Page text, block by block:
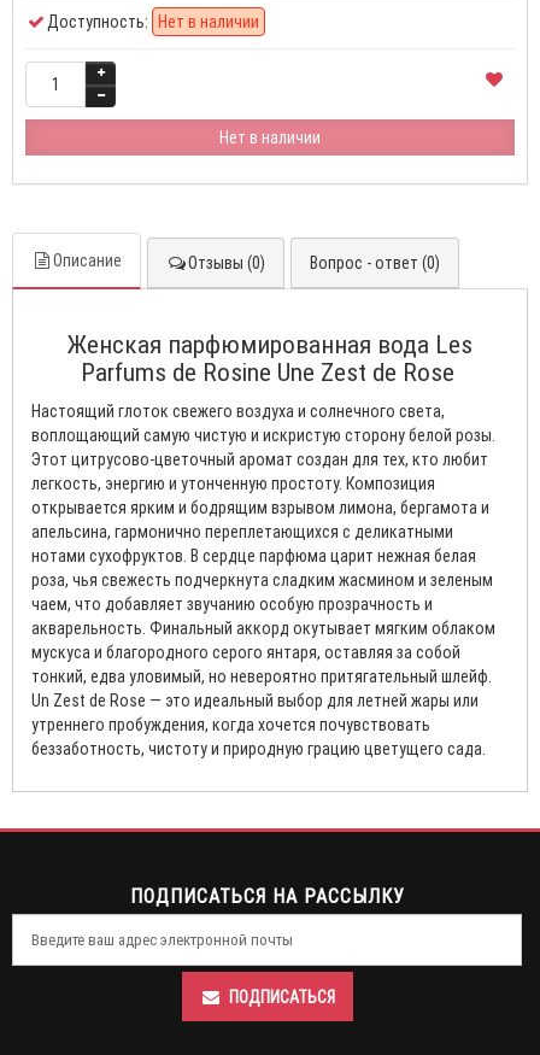
Доступность: Нет в наличии
Нет в наличии
Описание Отзывы (0) Вопрос - ответ (0)
Женская парфюмированная вода Les
Parfums de Rosine Une Zest de Rose
Настоящий глоток свежего воздуха и солнечного света,
воплощающий самую чистую и искристую сторону белой розы.
Этот цитрусово-цветочный аромат создан для тех, кто любит
легкость, энергию и утонченную простоту. Композиция
открывается ярким и бодрящим взрывом лимона, бергамота и
апельсина, гармонично переплетающихся с деликатными
нотами сухофруктов. В сердце парфюма царит нежная белая
роза, чья свежесть подчеркнута сладким жасмином и зеленым
чаем, что добавляет звучанию особую прозрачность и
акварельность. Финальный аккорд окутывает мягким облаком
мускуса и благородного серого янтаря, оставляя за собой
тонкий, едва уловимый, но невероятно притягательный шлейф.
Un Zest de Rose — это идеальный выбор для летней жары или
утреннего пробуждения, когда хочется почувствовать
беззаботность, чистоту и природную грацию цветущего сада.
ПОДПИСАТЬСЯ НА РАССЫЛКУ
ПОДПИСАТЬСЯ